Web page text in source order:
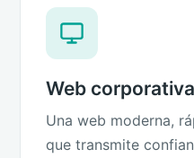
Web
Una web moderna,
que transmite